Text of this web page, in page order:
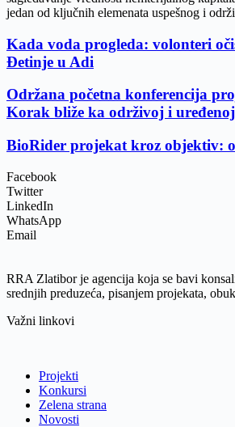
jedan od klјučnih elemenata uspešnog i
Kada voda progleda: volonteri
Đetinje u Adi
Održana početna konferencija
Korak bliže ka održivoj i
BioRider projekat kroz objektiv:
Facebook
Twitter
LinkedIn
WhatsApp
Email
RRA Zlatibor je agencija koja se bavi
srednjih preduzeća, pisanjem projekata,
Važni linkovi
Projekti
Konkursi
Zelena strana
Novosti